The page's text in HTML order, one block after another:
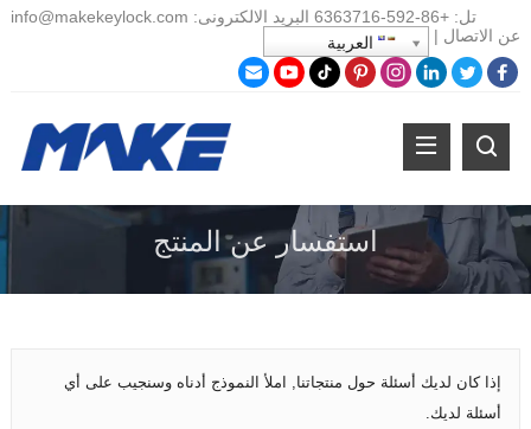
تل:+86- 592-6363716 البريد الالكترونى:
info@makekeylock.com
عن الاتصال | العربية
استفسار عن المنتج
إذا كان لديك أسئلة حول منتجاتنا, املأ النموذج أدناه وسنجيب على أي
أسئلة لديك.